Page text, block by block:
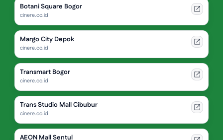
Botani Square Bogor
cinere.co.id
Margo City Depok
cinere.co.id
Transmart Bogor
cinere.co.id
Trans Studio Mall Cibubur
cinere.co.id
AEON Mall Sentul